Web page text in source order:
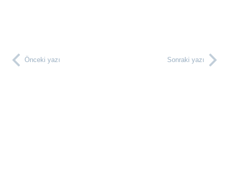
Önceki yazı Sonraki yazı